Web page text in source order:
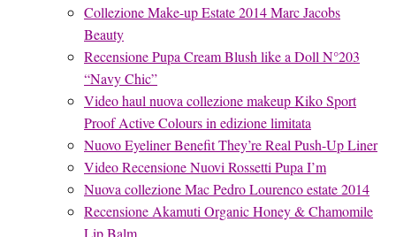
Collezione Make-up Estate 2014 Marc Jacobs
Beauty
Recensione Pupa Cream Blush like a Doll N°203
“Navy Chic”
Video haul nuova collezione makeup Kiko Sport
Proof Active Colours in edizione limitata
Nuovo Eyeliner Benefit They’re Real Push-Up Liner
Video Recensione Nuovi Rossetti Pupa I’m
Nuova collezione Mac Pedro Lourenco estate 2014
Recensione Akamuti Organic Honey & Chamomile
Lip Balm